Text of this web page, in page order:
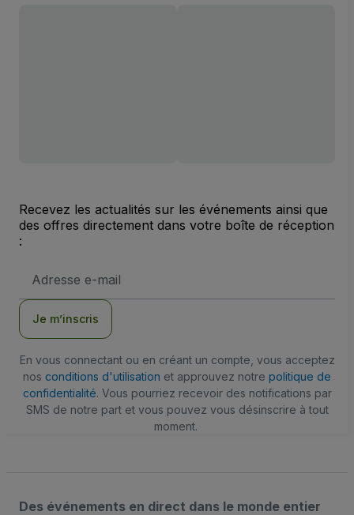
Recevez les actualités sur les événements ainsi que
des offres directement dans votre boîte de réception
:
e-
Je m’inscris
En vous connectant ou en créant un compte, vous acceptez
nos conditions d'utilisation et approuvez notre politique de
confidentialité. Vous pourriez recevoir des notifications par
SMS de notre part et vous pouvez vous désinscrire à tout
moment.
Des événements en direct dans le monde entier